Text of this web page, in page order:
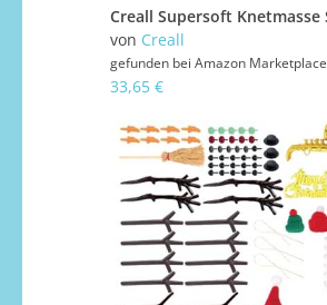
von Creall
gefunden bei Amazon Marketplace
33,65 €